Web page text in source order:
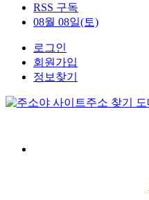
RSS 구독
08월 08일(토)
로그인
회원가입
정보찾기